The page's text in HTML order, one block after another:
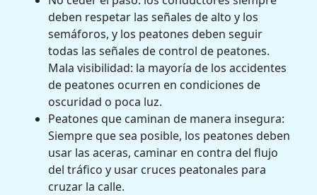
deben respetar las señales de alto y los
semáforos, y los peatones deben seguir
todas las señales de control de peatones.
Mala visibilidad: la mayoría de los accidentes
de peatones ocurren en condiciones de
oscuridad o poca luz.
Peatones que caminan de manera insegura:
Siempre que sea posible, los peatones deben
usar las aceras, caminar en contra del flujo
del tráfico y usar cruces peatonales para
cruzar la calle.